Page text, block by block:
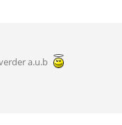
a.u.b